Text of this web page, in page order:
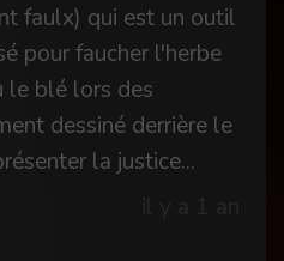
faulx) qui est un outil
pour faucher l'herbe
le blé lors des
dessiné derrière le
la justice...